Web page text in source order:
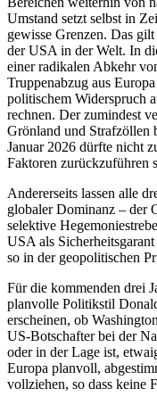
Umstand setzt selbst in
gewisse Grenzen. Das
der USA in der Welt. In
einer radikalen Abkehr
Truppenabzug aus
politischem Widerspruch
rechnen. Der zu­mindest
Grönland und Straf­zöllen
Januar 2026 dürfte nicht
Faktoren zurückzuführen
Andererseits lassen alle
globaler Domi­nanz – der
selektive
USA als
so in der geopolitischen
Für die kommenden drei
planvolle Politikstil
erscheinen, ob
US-Bot­schaf­ter bei der
oder in der Lage ist,
Europa planvoll,
vollziehen, so dass keine